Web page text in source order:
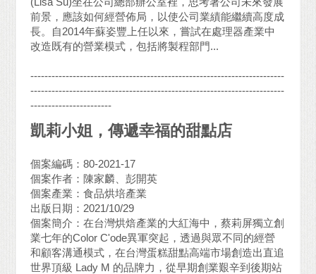
前景，應該如何經營佈局，以使公司業績能繼續高度成
長。自2014年蘇姿豐上任以來，嘗試在處理器產業中
改造既有的營業模式，包括將製程部門...
------------------------------------------------------------------------
------------------------------------------------------------------------
-----------------------
凱莉小姐，傳遞幸福的甜點店
個案編碼：80-2021-17
個案作者：陳家麟、彭開英
個案產業：食品烘培產業
出版日期：2021/10/29
個案簡介：在台灣烘焙產業的大紅海中，蔡莉屏獨立創
業七年的Color C'ode異軍突起，透過與眾不同的經營
和顧客溝通模式，在台灣蛋糕甜點高端市場創造出直追
世界頂級 Lady M 的品牌力，從早期創業艱辛到後期站